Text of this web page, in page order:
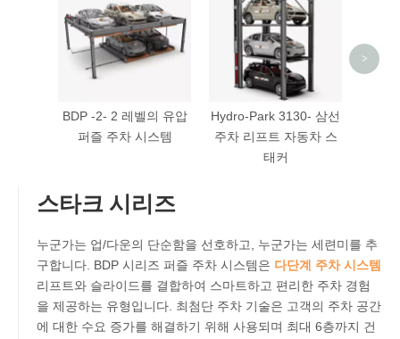
BDP -2- 2 레벨의 유압
퍼즐 주차 시스템
Hydro-Park 3130- 삼선
주차 리프트 자동차 스
태커
>
스타크 시리즈
누군가는 업/다운의 단순함을 선호하고, 누군가는 세련미를 추
구합니다. BDP 시리즈 퍼즐 주차 시스템은 다단계 주차 시스템
리프트와 슬라이드를 결합하여 스마트하고 편리한 주차 경험
을 제공하는 유형입니다. 최첨단 주차 기술은 고객의 주차 공간
에 대한 수요 증가를 해결하기 위해 사용되며 최대 6층까지 건